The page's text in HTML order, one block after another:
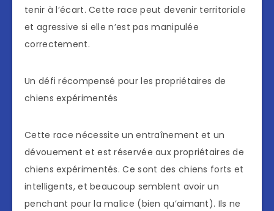
tenir à l’écart. Cette race peut devenir territoriale
et agressive si elle n’est pas manipulée
correctement.
Un défi récompensé pour les propriétaires de
chiens expérimentés
Cette race nécessite un entraînement et un
dévouement et est réservée aux propriétaires de
chiens expérimentés. Ce sont des chiens forts et
intelligents, et beaucoup semblent avoir un
penchant pour la malice (bien qu’aimant). Ils ne